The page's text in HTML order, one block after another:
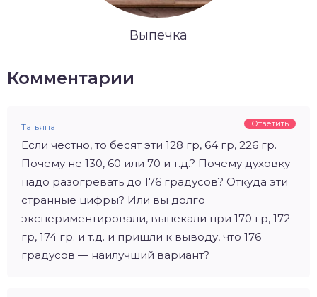
Выпечка
Комментарии
Татьяна Ответить
Если честно, то бесят эти 128 гр, 64 гр, 226 гр.
Почему не 130, 60 или 70 и т.д.? Почему духовку
надо разогревать до 176 градусов? Откуда эти
странные цифры? Или вы долго
экспериментировали, выпекали при 170 гр, 172
гр, 174 гр. и т.д. и пришли к выводу, что 176
градусов — наилучший вариант?